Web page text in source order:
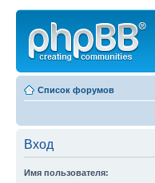
Список форумов
Вход
Имя пользователя: